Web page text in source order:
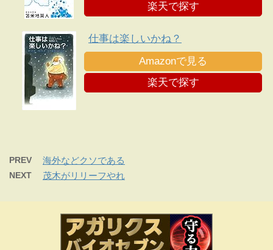
楽天で探す
仕事は楽しいかね？
Amazonで見る
楽天で探す
PREV 海外などクソである
NEXT 茂木がリリーフやれ